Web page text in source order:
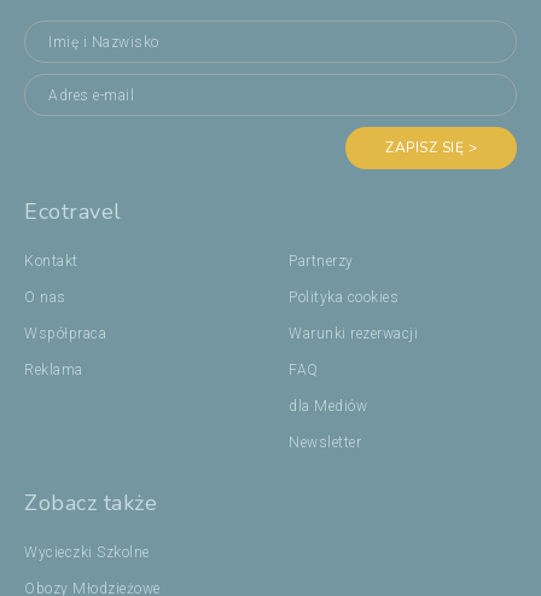
ZAPISZ SIĘ >
Ecotravel
Kontakt
O nas
Współpraca
Reklama
Partnerzy
Polityka cookies
Warunki rezerwacji
FAQ
dla Mediów
Newsletter
Zobacz także
Wycieczki Szkolne
Obozy Młodzieżowe